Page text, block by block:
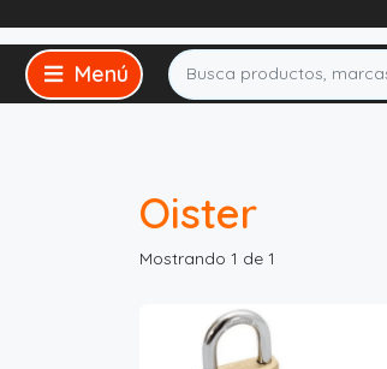
Oister
Mostrando 1 de 1